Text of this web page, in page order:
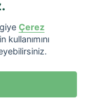
Çerez
kullanımını